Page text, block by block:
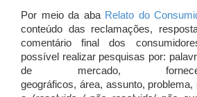
Por meio da aba Relato do
conteúdo das reclamações,
comentário final dos
possível realizar pesquisas por:
de mercado,
geográficos, área, assunto,